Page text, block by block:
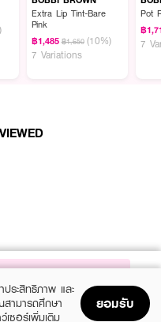
Extra Lip Tint-Bare
Pink
฿1,485 ฿1,650 (10%)
7 Variations
Pot
฿
7
ประสิทธิภาพ และ
ามารถศึกษา
เซอร์เพิ่มเติม
ยอมรับ